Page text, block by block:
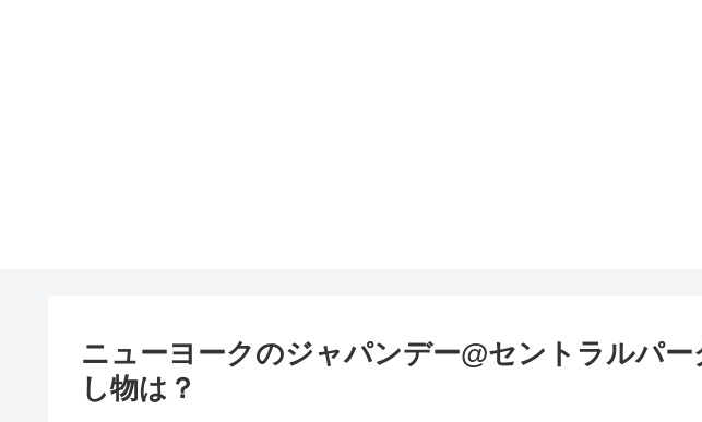
ニューヨークのジャパンデー@セントラルパ
し物は？